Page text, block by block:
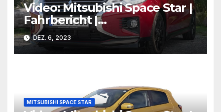
Video: Mitsubishi Space Star |
Fahrbericht |
BlackForestDrive
DEZ. 6, 2023
MITSUBISHI SPACE STAR